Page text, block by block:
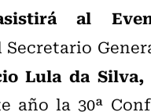
al
Lula da Silva,
año la 30ª